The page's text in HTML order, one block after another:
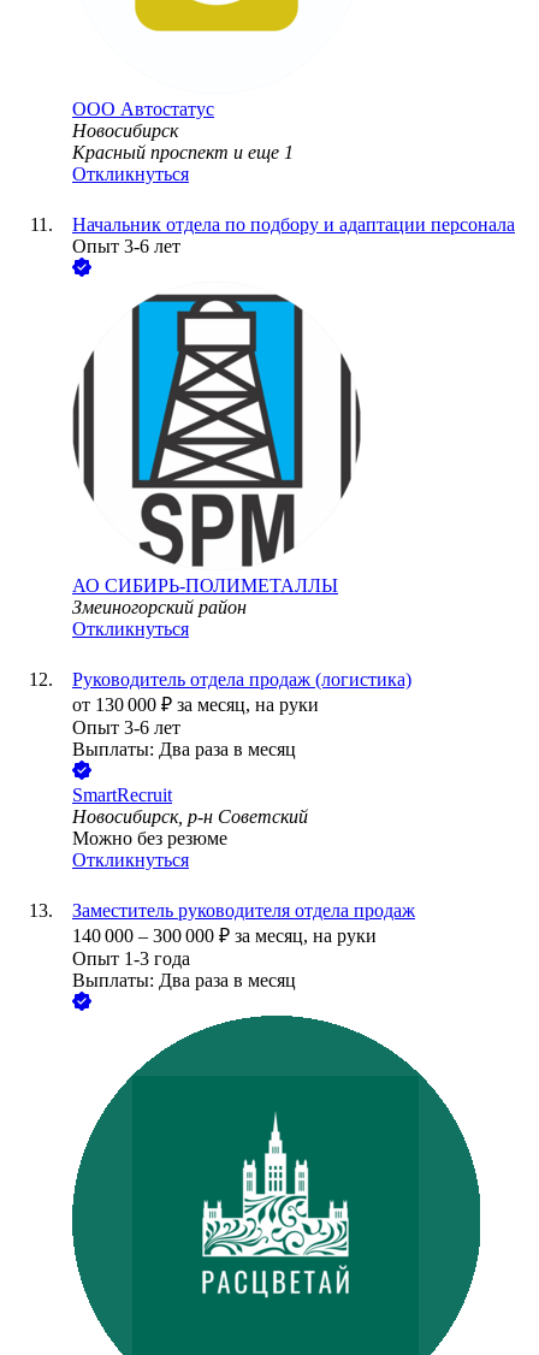
ООО Автостатус
Новосибирск
Красный проспект и еще 1
Откликнуться
Начальник отдела по подбору и адаптации персонала
Опыт 3-6 лет
АО СИБИРЬ-ПОЛИМЕТАЛЛЫ
Змеиногорский район
Откликнуться
Руководитель отдела продаж (логистика)
от 130 000 ₽ за месяц, на руки
Опыт 3-6 лет
Выплаты: Два раза в месяц
SmartRecruit
Новосибирск, р-н Советский
Можно без резюме
Откликнуться
Заместитель руководителя отдела продаж
140 000 – 300 000 ₽ за месяц, на руки
Опыт 1-3 года
Выплаты: Два раза в месяц